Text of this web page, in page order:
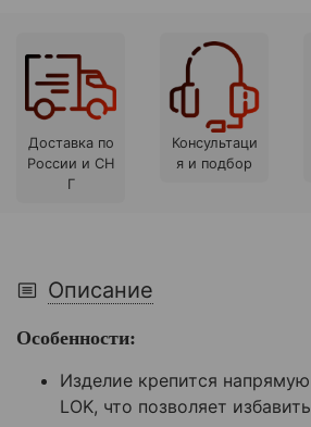
Доставка по
России и СН
Г
Консультаци
я и подбор
Описание
Особенности:
Изделие крепится
LOK, что позволяет